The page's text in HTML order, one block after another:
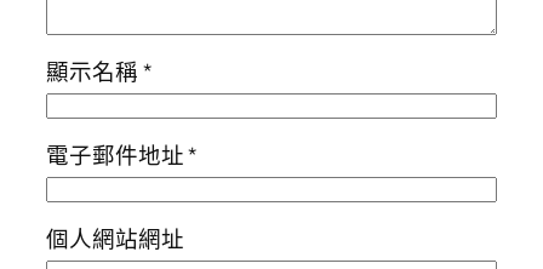
顯示名稱*
電子郵件地址*
個人網站網址